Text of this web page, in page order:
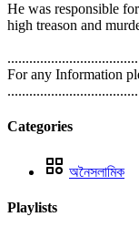
He was responsible
high treason and
For any Information
Categories
অনৈসলামিক
Playlists